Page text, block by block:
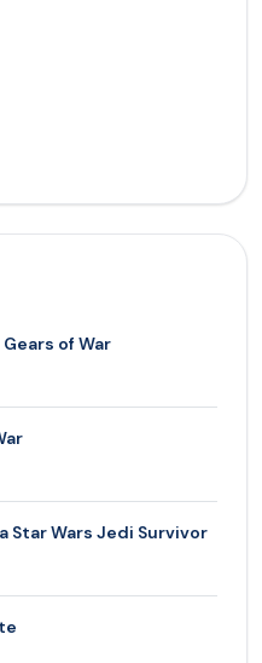
of War
Star Wars Jedi Survivor